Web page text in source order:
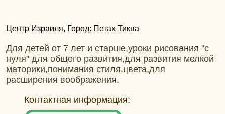
Центр Израиля, Город: Петах Тиква
Для детей от 7 лет и старше,уроки рисования "с
нуля" для общего развития,для развития мелкой
маторики,понимания стиля,цвета,для
расширения воображения.
Контактная информация: